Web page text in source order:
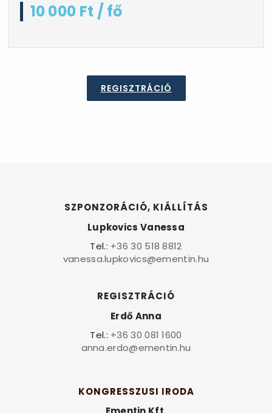
10 000 Ft / fő
REGISZTRÁCIÓ
SZPONZORÁCIÓ, KIÁLLÍTÁS
Lupkovics Vanessa
Tel.: +36 30 518 8812
vanessa.lupkovics@ementin.hu
REGISZTRÁCIÓ
Erdő Anna
Tel.: +36 30 081 1600
anna.erdo@ementin.hu
KONGRESSZUSI IRODA